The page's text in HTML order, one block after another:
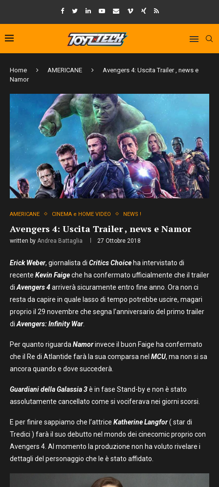
Home AMERICANE
Avengers 4: Uscita Trailer , news e
Namor
AMERICANE CINEMA e HOME VIDEO NEWS !
Avengers 4: Uscita Trailer , news e Namor
written by Andrea Battaglia 27 Ottobre 2018
Erick Weber, giornalista di Critics Choice ha intervistato di
recente Kevin Faigeche ha confermato ufficialmente che il trailer
di Avengers 4arriverà sicuramente entro fine anno. Ora non ci
resta da capire in quale lasso di tempo potrebbe uscire, magari
proprio il 29 novembre che segna l’anniversario del primo trailer
di Avengers: Infinity War.
Per quanto riguarda Namorinvece il buon Faige ha confermato
che il Re di Atlantide farà la sua comparsa nel MCU, ma non si sa
ancora quando e dove succederà.
Guardiani della Galassia 3è in fase Stand-by e non è stato
assolutamente cancellato come si vociferava nei giorni scorsi.
E per finire sappiamo che l’attrice Katherine Langfor( star di
Tredici ) farà il suo debutto nel mondo dei cinecomic proprio con
Avengers 4. Al momento la produzione non ha voluto rivelare i
dettagli del personaggio che le è stato affidato.